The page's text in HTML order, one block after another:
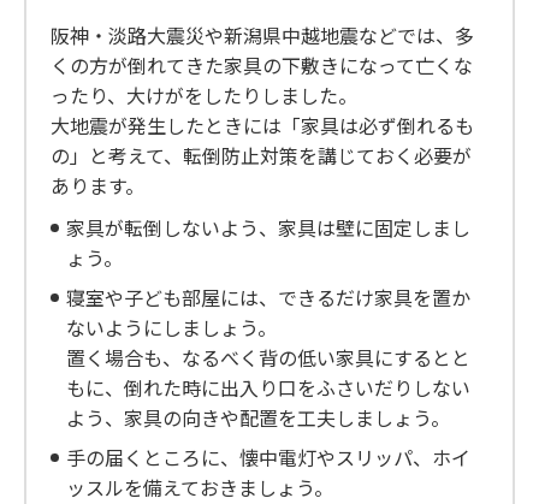
阪神・淡路大震災や新潟県中越地震などでは、多
くの方が倒れてきた家具の下敷きになって亡くな
ったり、大けがをしたりしました。
大地震が発生したときには「家具は必ず倒れるも
の」と考えて、転倒防止対策を講じておく必要が
あります。
家具が転倒しないよう、家具は壁に固定しまし
ょう。
寝室や子ども部屋には、できるだけ家具を置か
ないようにしましょう。
置く場合も、なるべく背の低い家具にするとと
もに、倒れた時に出入り口をふさいだりしない
よう、家具の向きや配置を工夫しましょう。
手の届くところに、懐中電灯やスリッパ、ホイ
ッスルを備えておきましょう。